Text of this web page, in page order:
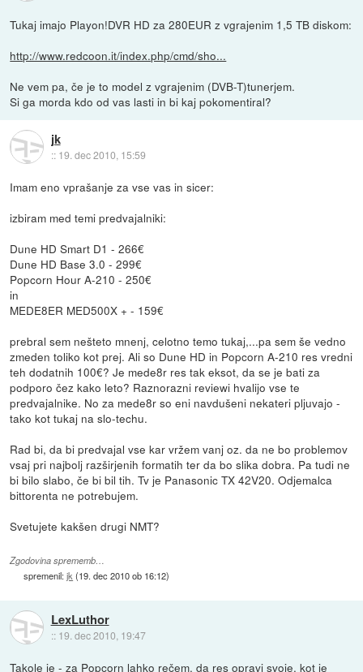
Tukaj imajo Playon!DVR HD za 280EUR z vgrajenim 1,5 TB diskom:
http://www.redcoon.it/index.php/cmd/sho...
Ne vem pa, če je to model z vgrajenim (DVB-T)tunerjem.
Si ga morda kdo od vas lasti in bi kaj pokomentiral?
jk
:: 19. dec 2010, 15:59
Imam eno vprašanje za vse vas in sicer:
izbiram med temi predvajalniki:
Dune HD Smart D1 - 266€
Dune HD Base 3.0 - 299€
Popcorn Hour A-210 - 250€
in
MEDE8ER MED500X + - 159€
prebral sem nešteto mnenj, celotno temo tukaj,...pa sem še vedno
zmeden toliko kot prej. Ali so Dune HD in Popcorn A-210 res vredni
teh dodatnih 100€? Je mede8r res tak eksot, da se je bati za
podporo čez kako leto? Raznorazni reviewi hvalijo vse te
predvajalnike. No za mede8r so eni navdušeni nekateri pljuvajo -
tako kot tukaj na slo-techu.
Rad bi, da bi predvajal vse kar vržem vanj oz. da ne bo problemov
vsaj pri najbolj razširjenih formatih ter da bo slika dobra. Pa tudi ne
bi bilo slabo, če bi bil tih. Tv je Panasonic TX 42V20. Odjemalca
bittorenta ne potrebujem.
Svetujete kakšen drugi NMT?
Zgodovina sprememb…
spremenil:jk (19. dec 2010 ob 16:12)
LexLuthor
:: 19. dec 2010, 19:47
Takole je - za Popcorn lahko rečem, da res opravi svoje, kot je